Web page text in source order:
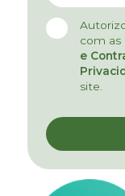
com as
e
site.